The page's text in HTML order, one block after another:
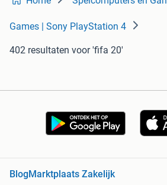
Games | Sony PlayStation 4
402 resultaten voor 'fifa 20'
BlogMarktplaats Zakelijk